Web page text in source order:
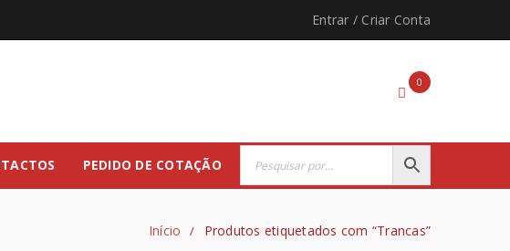
Entrar / Criar Conta
0
PEDIDO DE COTAÇÃO
Início / Produtos etiquetados com “Trancas”